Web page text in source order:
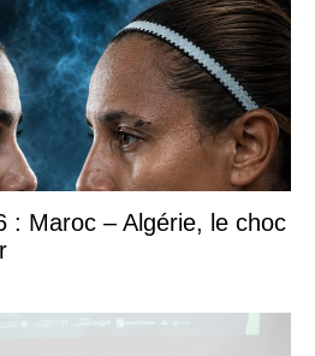
: Maroc – Algérie, le choc